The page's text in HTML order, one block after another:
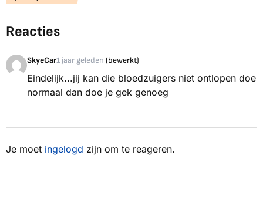
Reacties
SkyeCar1 jaar geleden (bewerkt)
Eindelijk...jij kan die bloedzuigers niet ontlopen doe
normaal dan doe je gek genoeg
Je moet ingelogd zijn om te reageren.